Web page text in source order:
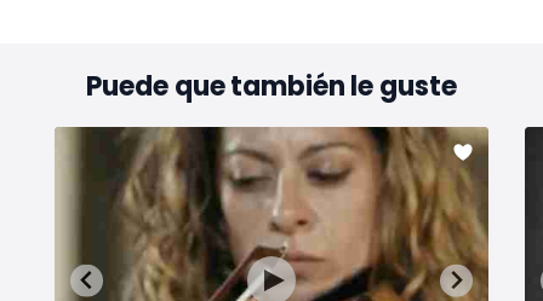
Puede que también le guste